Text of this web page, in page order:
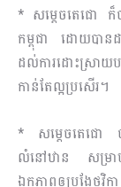
* សម្តេចតេជោ ក៏ប
កម្ពុជា ដោយបាន
ដល់ការដោះស្រា
កាន់តែល្អប្រសើរ។
* សម្តេចតេជោ
លំនៅឋាន សម្រា
ឯកភាពឲ្យបង្វែថវិ